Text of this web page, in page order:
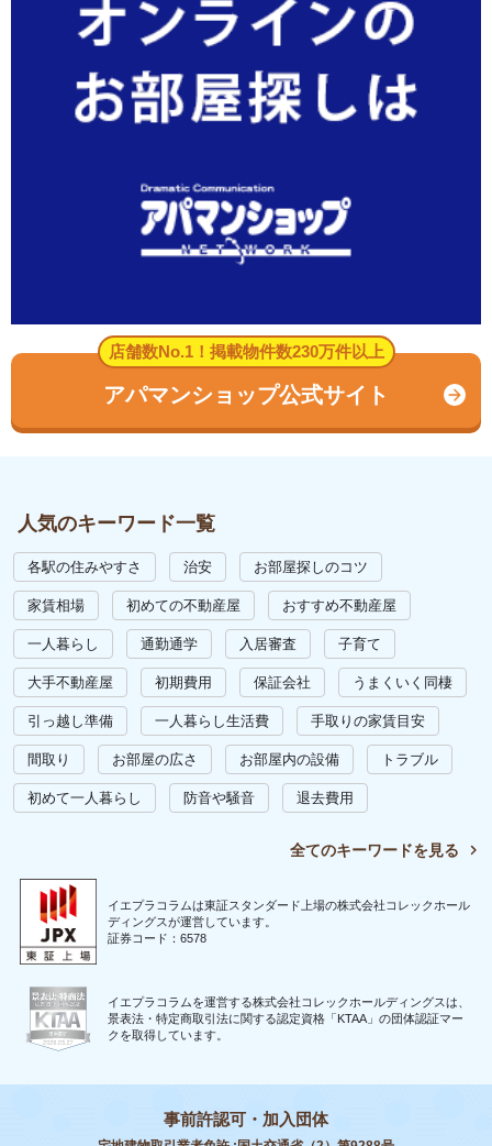
店舗数No.1！掲載物件数230万件以上
アパマンショップ公式サイト
人気のキーワード一覧
各駅の住みやすさ 治安 お部屋探しのコツ
家賃相場 初めての不動産屋 おすすめ不動産屋
一人暮らし 通勤通学 入居審査 子育て
大手不動産屋 初期費用 保証会社 うまくいく同棲
引っ越し準備 一人暮らし生活費 手取りの家賃目安
間取り お部屋の広さ お部屋内の設備 トラブル
初めて一人暮らし 防音や騒音 退去費用
全てのキーワードを見る
イエプラコラムは東証スタンダード上場の株式会社コレックホール
ディングスが運営しています。
証券コード：6578
イエプラコラムを運営する株式会社コレックホールディングスは、
景表法・特定商取引法に関する認定資格「KTAA」の団体認証マー
クを取得しています。
事前許認可・加入団体